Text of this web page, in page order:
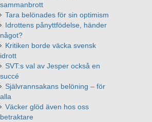
sammanbrott
Tara belönades för sin optimism
Idrottens pånyttfödelse, händer
något?
Kritiken borde väcka svensk
idrott
SVT:s val av Jesper också en
succé
Självrannsakans belöning – för
alla
Väcker glöd även hos oss
betraktare